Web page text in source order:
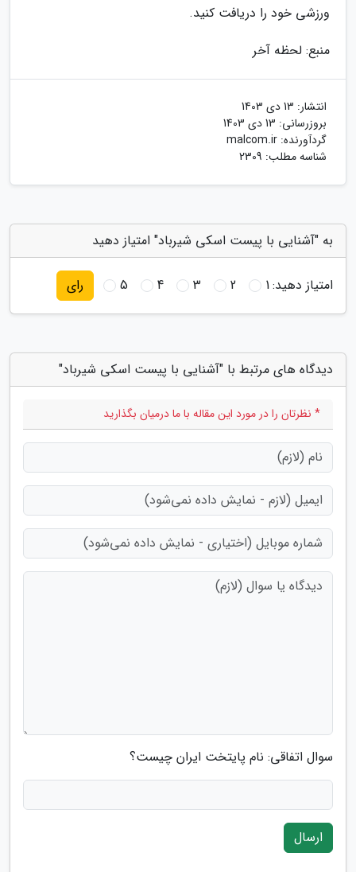
ورزشی خود را دریافت کنید.
منبع: لحظه آخر
انتشار: 13 دی 1403
بروزرسانی: 13 دی 1403
گردآورنده: malcom.ir
شناسه مطلب: 2309
به "آشنایی با پیست اسکی شیرباد" امتیاز دهید
امتیاز دهید:1
2
3
4
5 رای
دیدگاه های مرتبط با "آشنایی با پیست اسکی شیرباد"
* نظرتان را در مورد این مقاله با ما درمیان بگذارید
سوال اتفاقی: نام پایتخت ایران چیست؟
ارسال